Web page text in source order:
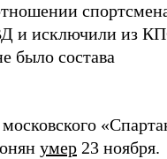
и исключили из
было состава
умер 23 ноября.